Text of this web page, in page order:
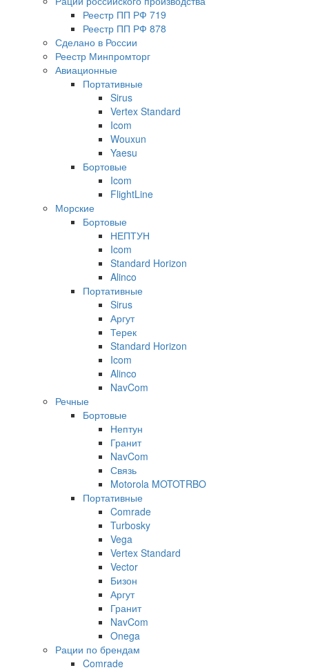
Реестр ПП РФ 719
Реестр ПП РФ 878
Сделано в России
Реестр Минпромторг
Авиационные
Портативные
Sirus
Vertex Standard
Icom
Wouxun
Yaesu
Бортовые
Icom
FlightLine
Морские
Бортовые
НЕПТУН
Icom
Standard Horizon
Alinco
Портативные
Sirus
Аргут
Терек
Standard Horizon
Icom
Alinco
NavCom
Речные
Бортовые
Нептун
Гранит
NavCom
Связь
Motorola MOTOTRBO
Портативные
Comrade
Turbosky
Vega
Vertex Standard
Vector
Бизон
Аргут
Гранит
NavCom
Onega
Рации по брендам
Comrade